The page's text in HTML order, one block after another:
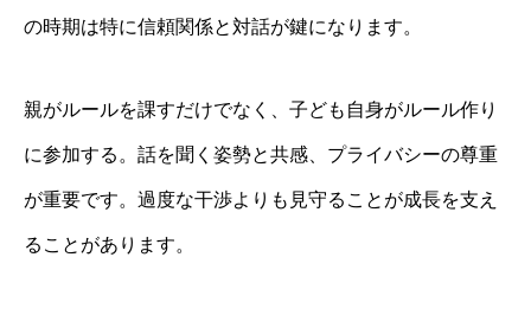
の時期は特に信頼関係と対話が鍵になります。
親がルールを課すだけでなく、子ども自身がルール作り
に参加する。話を聞く姿勢と共感、プライバシーの尊重
が重要です。過度な干渉よりも見守ることが成長を支え
ることがあります。